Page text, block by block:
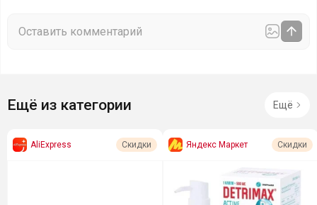
Ещё из категории Ещё
AliExpress Скидки Яндекс Маркет Скидки